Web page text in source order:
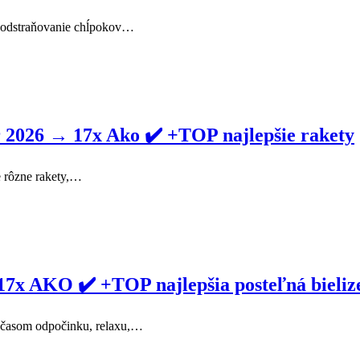
chĺpokov…
→ 17x Ako ✔️ +TOP najlepšie rakety
rôzne rakety,…
AKO ✔️ +TOP najlepšia posteľná
odpočinku, relaxu,…